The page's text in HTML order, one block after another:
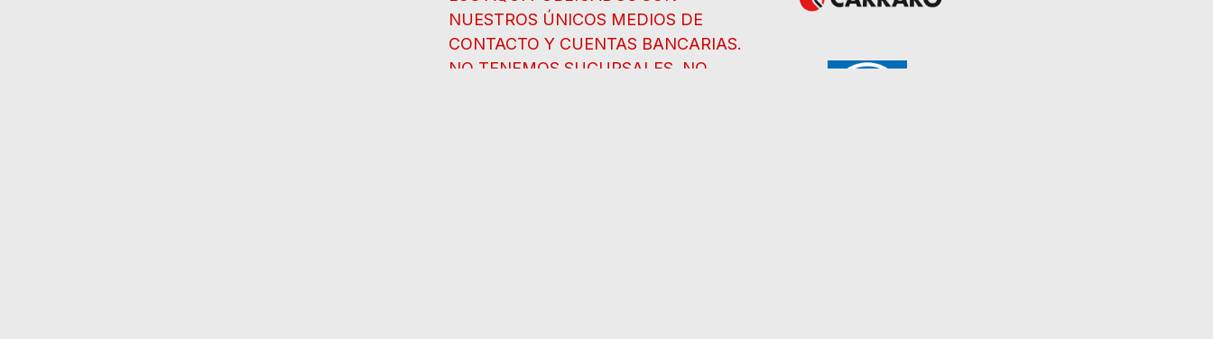
NUESTROS ÚNICOS MEDIOS DE
CONTACTO Y CUENTAS BANCARIAS.
NO TENEMOS SUCURSALES, NO